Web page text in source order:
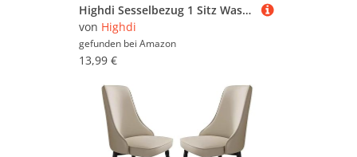
Highdi Sesselbezug 1 Sitz Wasserdichtes Leder Stretch Sesselüberwurf Clubsessel Sesselhusse - Waschbar Universal Sesselschoner mit Armlehnen für Clubsessel, Cocktailsessel (Beige)
von Highdi
gefunden bei Amazon
13,99 €